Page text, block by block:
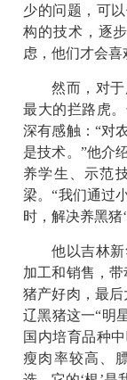
少的问题，可
构的技术，逐
虑，他们才会喜
然而，对
最大的拦路虎
深有感触：“对
是技术。”他介
养学生、示范
梁。“我们通过
时，解决养黑猪
他以吉林
加工和销售，
猪产好肉，最
辽黑猪这一“明
国内培育品种
瘦肉率较高、